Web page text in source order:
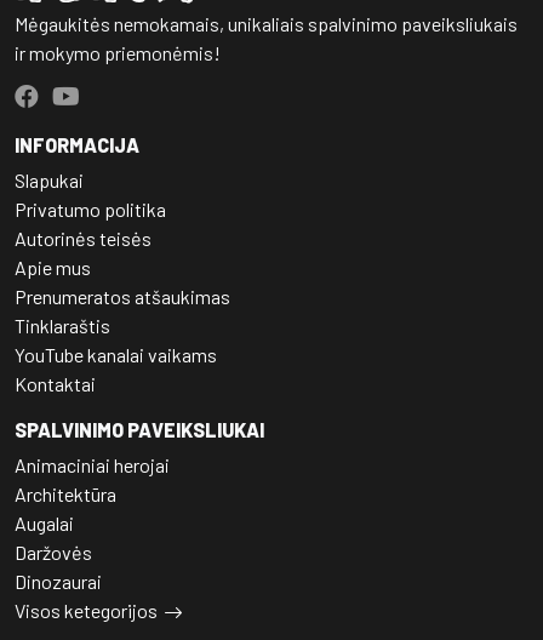
Mėgaukitės nemokamais, unikaliais spalvinimo paveiksliukais
ir mokymo priemonėmis!
INFORMACIJA
Slapukai
Privatumo politika
Autorinės teisės
Apie mus
Prenumeratos atšaukimas
Tinklaraštis
YouTube kanalai vaikams
Kontaktai
SPALVINIMO PAVEIKSLIUKAI
Animaciniai herojai
Architektūra
Augalai
Daržovės
Dinozaurai
Visos ketegorijos